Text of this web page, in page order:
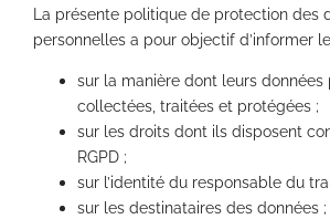
La présente politique de protection des
personnelles a pour objectif d’informer
sur la manière dont leurs données
collectées, traitées et protégées ;
sur les droits dont ils disposent
RGPD ;
sur l’identité du responsable du
sur les destinataires des données ;